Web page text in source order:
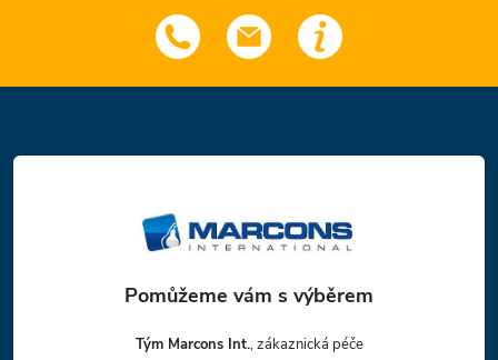
á
Tým Marcons Int.